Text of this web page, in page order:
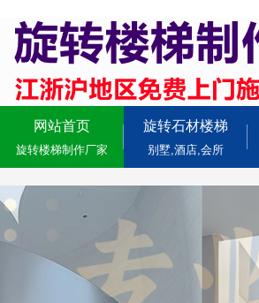
网站首页
旋转楼梯制作厂家
旋转石材楼梯
别墅,酒店,会所